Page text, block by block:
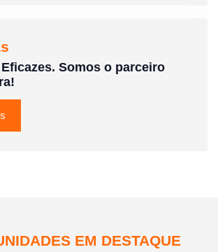
Somos o parceiro
EM DESTAQUE